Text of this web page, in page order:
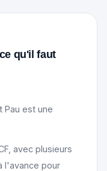
qu'il faut
Pau est une
avec plusieurs
l'avance pour